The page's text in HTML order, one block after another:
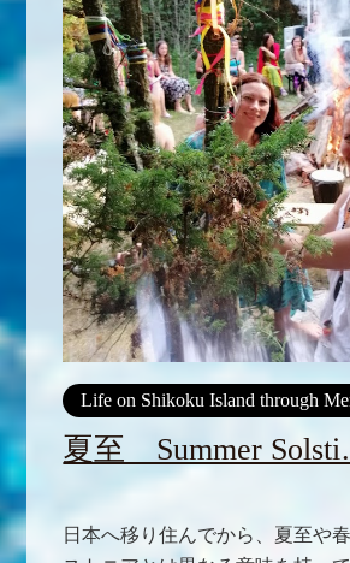
Life on Shikoku Island through
夏至 Summer
日本へ移り住んでから、夏至や